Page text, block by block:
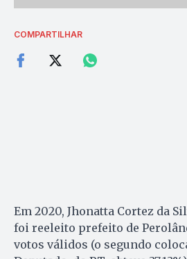
COMPARTILHAR
Em 2020, Jhonatta Cortez da
foi reeleito prefeito de
votos válidos (o segundo